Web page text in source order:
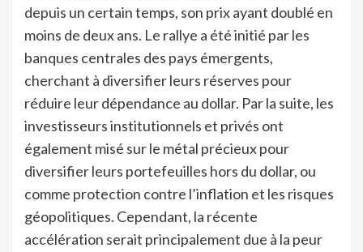
depuis un certain temps, son prix ayant doublé en
moins de deux ans. Le rallye a été initié par les
banques centrales des pays émergents,
cherchant à diversifier leurs réserves pour
réduire leur dépendance au dollar. Par la suite, les
investisseurs institutionnels et privés ont
également misé sur le métal précieux pour
diversifier leurs portefeuilles hors du dollar, ou
comme protection contre l’inflation et les risques
géopolitiques. Cependant, la récente
accélération serait principalement due à la peur